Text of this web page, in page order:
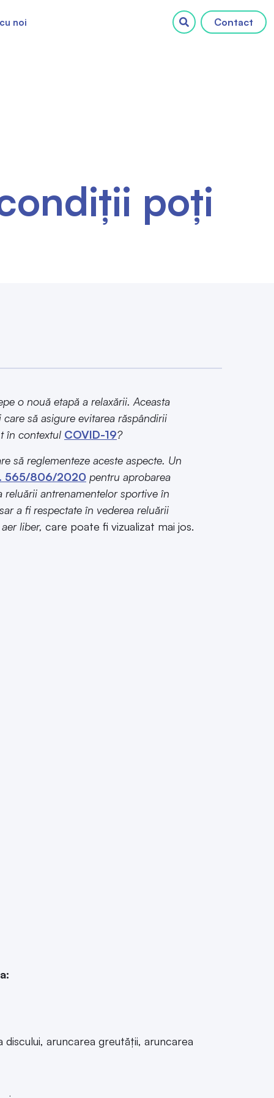
Contact
noi
poți
o nouă etapă a relaxării. Aceasta
să asigure evitarea răspândirii
în contextul COVID-19?
să reglementeze aceste aspecte. Un
565/806/2020 pentru aprobarea
antrenamentelor sportive în
a fi respectate în vederea reluării
liber, care poate fi vizualizat mai jos.
aruncarea greutății, aruncarea